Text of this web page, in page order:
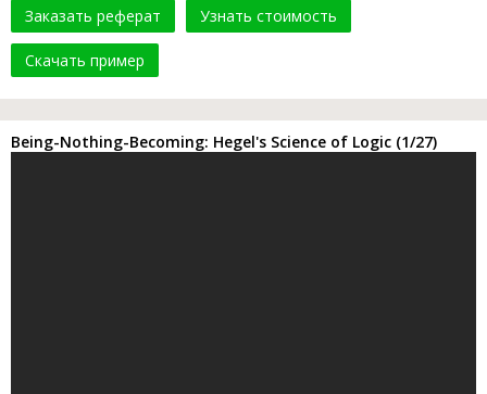
Заказать реферат Узнать стоимость
Скачать пример
Being-Nothing-Becoming: Hegel's Science of Logic (1/27)